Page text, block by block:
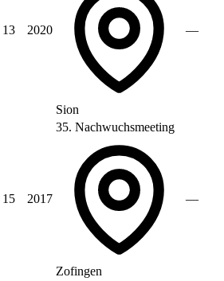
13 2020
Sion
—
15 2017
35. Nachwuchsmeeting
Zofingen
—